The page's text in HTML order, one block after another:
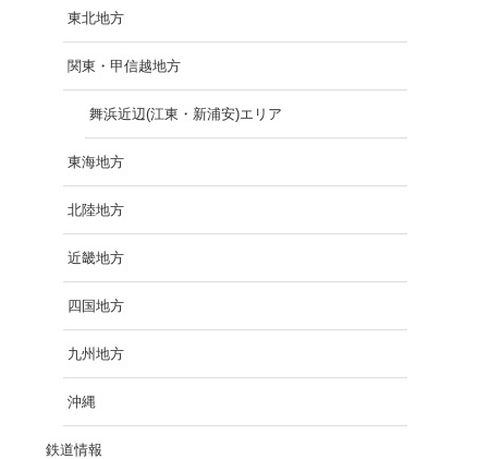
東北地方
関東・甲信越地方
舞浜近辺(江東・新浦安)エリア
東海地方
北陸地方
近畿地方
四国地方
九州地方
沖縄
鉄道情報